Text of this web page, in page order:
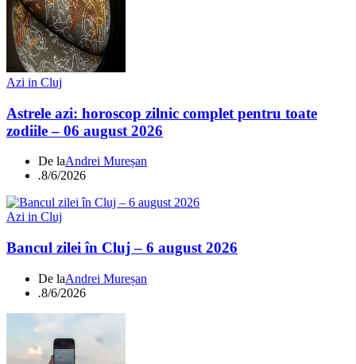
Azi in Cluj
Astrele azi: horoscop zilnic complet pentru toate
zodiile – 06 august 2026
De laAndrei Mureșan
.8/6/2026
Azi in Cluj
Bancul zilei în Cluj – 6 august 2026
De laAndrei Mureșan
.8/6/2026